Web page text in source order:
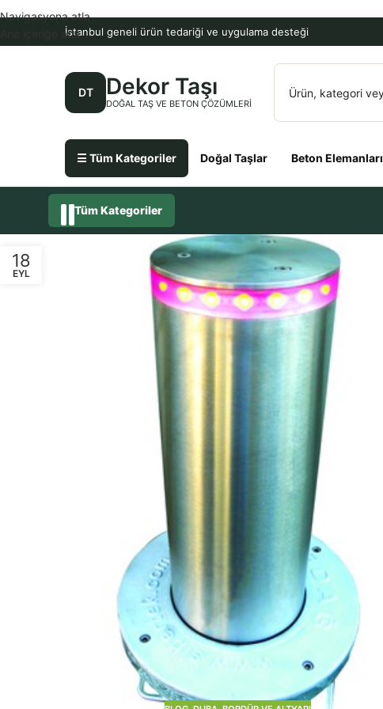
İstanbul geneli ürün tedariği ve uygulama desteği
DT Dekor Taşı
DOĞAL TAŞ VE BETON ÇÖZÜMLERI
☰ Tüm Kategoriler Doğal Taşlar Beton Elemanları
Navigasyona atla
Ana içeriğe atla
Tüm Kategoriler
18
EYL